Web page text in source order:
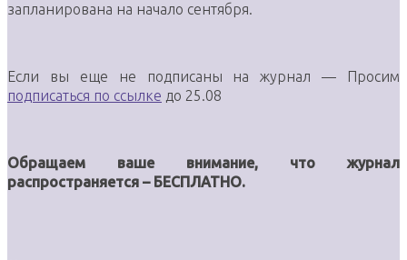
запланирована на начало сентября.
Если вы еще не подписаны на журнал — Просим
подписаться по ссылке до 25.08
Обращаем ваше внимание, что журнал
распространяется – БЕСПЛАТНО.